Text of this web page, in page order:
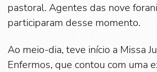
pastoral. Agentes das nove
participaram desse momento.
Ao meio-dia, teve início a Missa
Enfermos, que contou com uma